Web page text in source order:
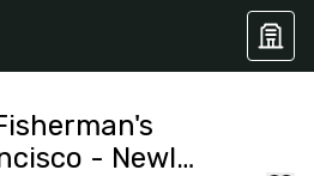
- Newly